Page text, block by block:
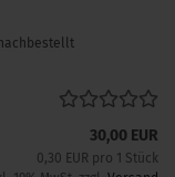
30,00 EUR
0,30 EUR pro 1 Stück